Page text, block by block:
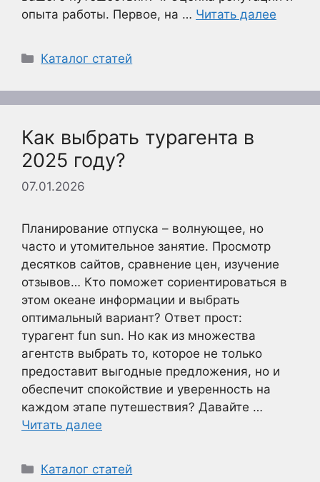
опыта работы. Первое, на … Читать далее
Рубрики
Каталог статей
Как выбрать турагента в
2025 году?
07.01.2026
Планирование отпуска – волнующее, но
часто и утомительное занятие. Просмотр
десятков сайтов, сравнение цен, изучение
отзывов… Кто поможет сориентироваться в
этом океане информации и выбрать
оптимальный вариант? Ответ прост:
турагент fun sun. Но как из множества
агентств выбрать то, которое не только
предоставит выгодные предложения, но и
обеспечит спокойствие и уверенность на
каждом этапе путешествия? Давайте …
Читать далее
Рубрики
Каталог статей